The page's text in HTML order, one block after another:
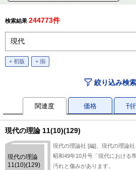
検索結果 244773件
+ 初版 + 揃
絞り込み検索
関連度 価格 刊
現代の理論 11(10)(129)
現代の理論
11(10)(129)
現代の理論社 [編]、現代の理論
昭和49年10月号「現代における
汚れと傷みがあります。